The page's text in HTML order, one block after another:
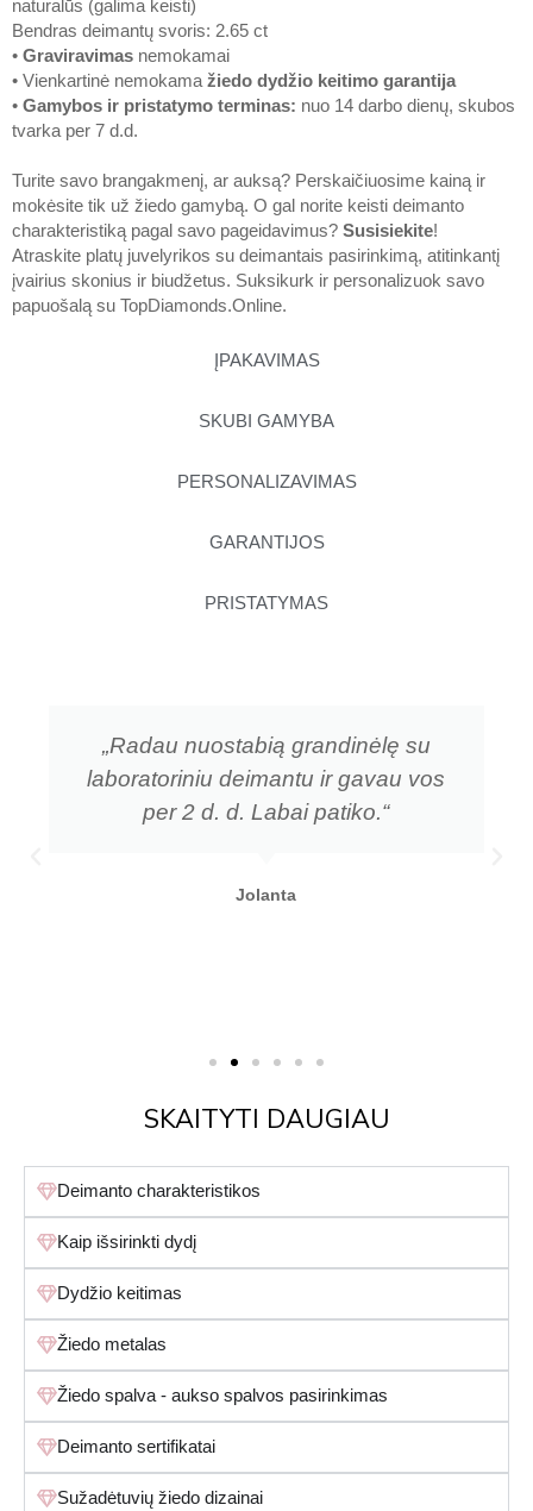
ĮPAKAVIMAS
SKUBI GAMYBA
PERSONALIZAVIMAS
GARANTIJOS
PRISTATYMAS
naturalūs (galima keisti)
Bendras deimantų svoris: 2.65 ct
• Graviravimas nemokamai
• Vienkartinė nemokama žiedo dydžio keitimo garantija
• Gamybos ir pristatymo terminas: nuo 14 darbo dienų, skubos
tvarka per 7 d.d.
Turite savo brangakmenį, ar auksą? Perskaičiuosime kainą ir
mokėsite tik už žiedo gamybą. O gal norite keisti deimanto
charakteristiką pagal savo pageidavimus? Susisiekite!
Atraskite platų juvelyrikos su deimantais pasirinkimą, atitinkantį
įvairius skonius ir biudžetus. Suksikurk ir personalizuok savo
papuošalą su TopDiamonds.Online.
„Radau nuostabią grandinėlę su
laboratoriniu deimantu ir gavau vos
per 2 d. d. Labai patiko.“
Jolanta
SKAITYTI DAUGIAU
Deimanto charakteristikos
Kaip išsirinkti dydį
Dydžio keitimas
Žiedo metalas
Žiedo spalva - aukso spalvos pasirinkimas
Deimanto sertifikatai
Sužadėtuvių žiedo dizainai